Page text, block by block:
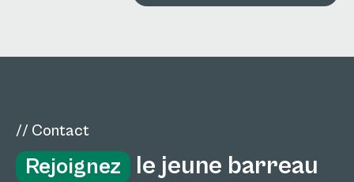
// Contact
Rejoignez
le jeune barreau